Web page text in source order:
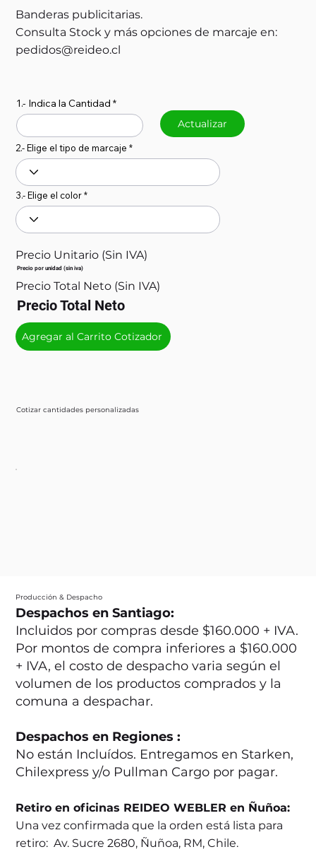
Banderas publicitarias.
Consulta Stock y más opciones de marcaje en:
pedidos@reideo.cl
Cotizar cantidades personalizadas
1.- Indica la Cantidad
Actualizar
2.- Elige el tipo de marcaje
3.- Elige el color
Precio Unitario (Sin IVA)
Precio por unidad (sin iva)
Precio Total Neto (Sin IVA)
Precio Total Neto
Agregar al Carrito Cotizador
Producción & Despacho
Despachos en Santiago:
Incluidos por compras desde $160.000 + IVA.
Por montos de compra inferiores a $160.000
+ IVA, el costo de despacho varia según el
volumen de los productos comprados y la
comuna a despachar.
Despachos en Regiones :
No están Incluídos. Entregamos en Starken,
Chilexpress y/o Pullman Cargo por pagar.
Retiro en oficinas REIDEO WEBLER en Ñuñoa:
Una vez confirmada que la orden está lista para
retiro: Av. Sucre 2680, Ñuñoa, RM, Chile.